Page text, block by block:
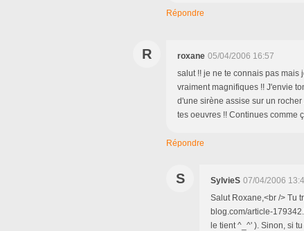
Répondre
R roxane 05/04/2006 16:57
salut !! je ne te connais pas mais
vraiment magnifiques !! J'envie
d'une sirène assise sur un
tes oeuvres !! Continues comme
Répondre
S SylvieS 07/04/2006
Salut Roxane,<br /> Tu
blog.com/article-
le tient ^_^' ). Sinon, si